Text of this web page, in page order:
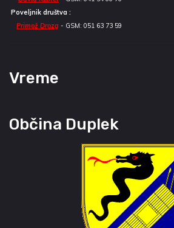
Poveljnik društva :
Primož Drozg - GSM: 051 63 73 59
Vreme
Občina Duplek